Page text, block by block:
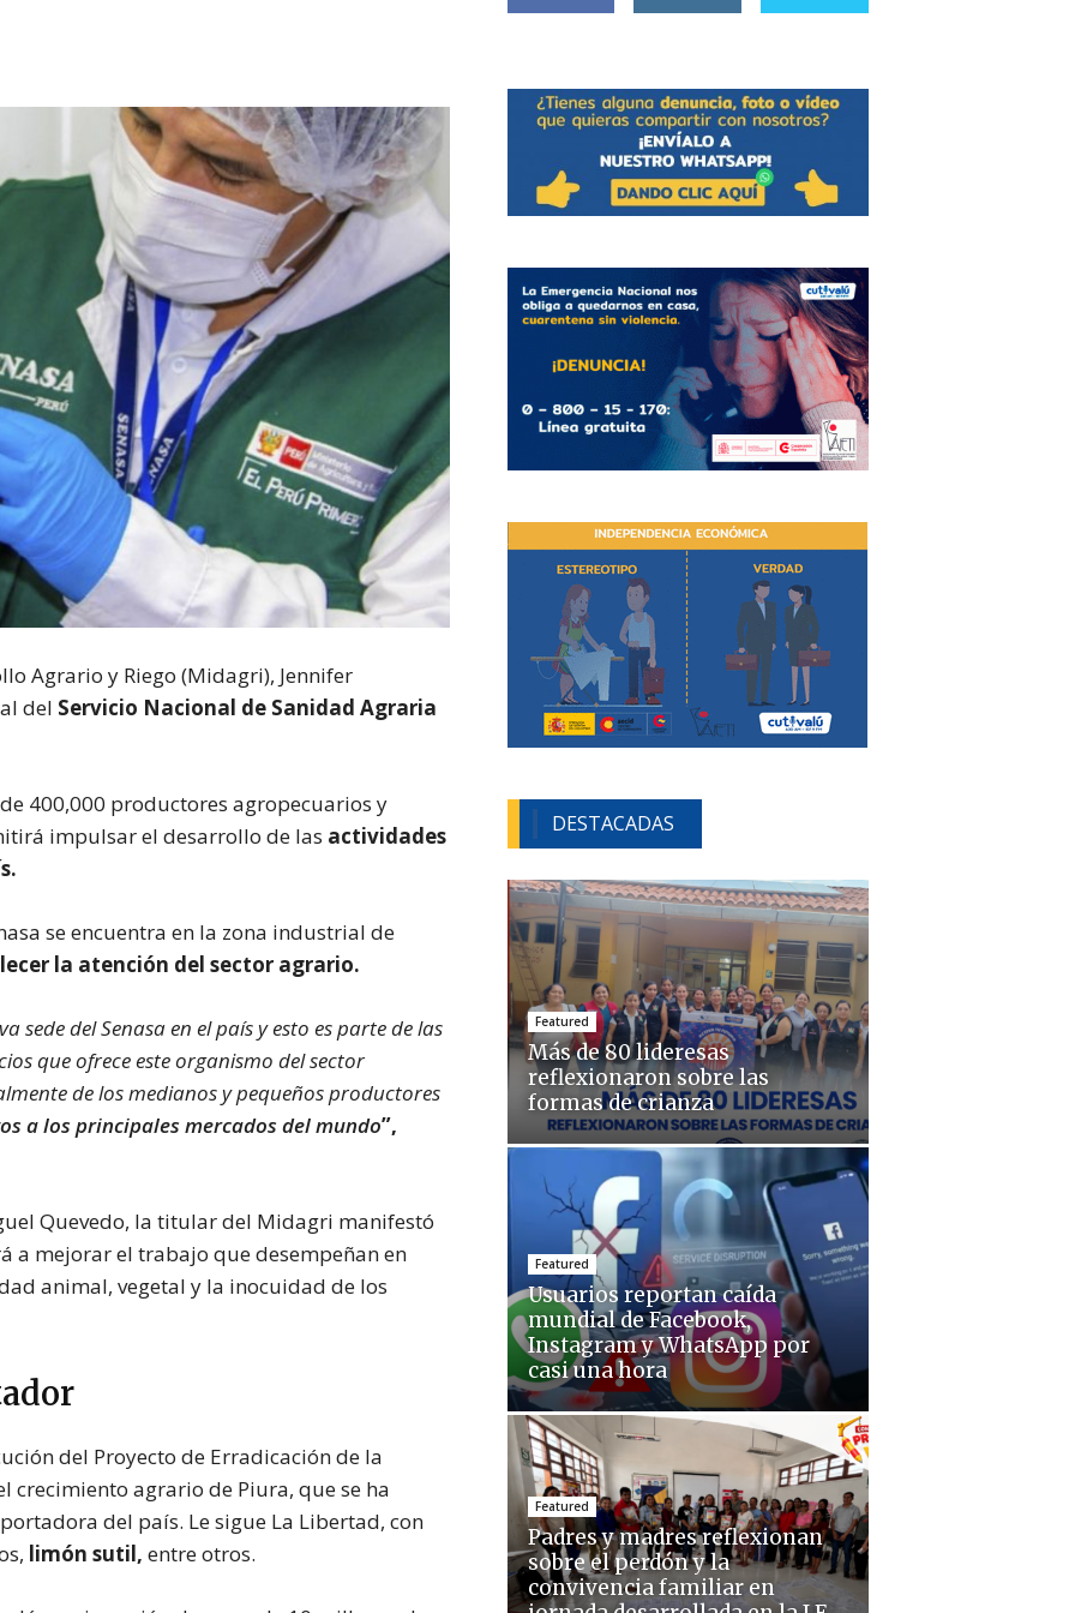
Agrario y Riego (Midagri), Jennifer
del Servicio Nacional de Sanidad Agraria
400,000 productores agropecuarios y
impulsar el desarrollo de las actividades
se encuentra en la zona industrial de
la atención del sector agrario.
sede del Senasa en el país y esto es parte de las
que ofrece este organismo del sector
de los medianos y pequeños productores
a los principales mercados del mundo”,
Quevedo, la titular del Midagri manifestó
mejorar el trabajo que desempeñan en
animal, vegetal y la inocuidad de los
del Proyecto de Erradicación de la
crecimiento agrario de Piura, que se ha
del país. Le sigue La Libertad, con
limón sutil, entre otros.
DESTACADAS
Featured
Más de 80 lideresas
reflexionaron sobre las
formas de crianza
Featured
Usuarios reportan caída
mundial de Facebook,
Instagram y WhatsApp por
casi una hora
Featured
Padres y madres reflexionan
sobre el perdón y la
convivencia familiar en